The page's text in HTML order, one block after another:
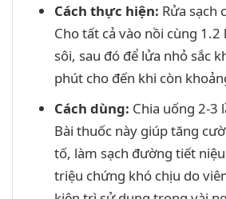
Cách thực hiện: Rửa sạch
Cho tất cả vào nồi cùng
sôi, sau đó để lửa nhỏ sắc
phút cho đến khi còn
Cách dùng: Chia uống 2-3
Bài thuốc này giúp tăng
tố, làm sạch đường tiết
triệu chứng khó chịu do